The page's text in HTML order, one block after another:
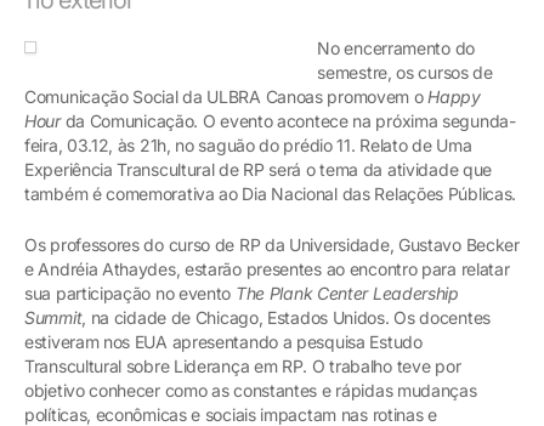
No encerramento do
semestre, os cursos de
Comunicação Social da ULBRA Canoas promovem oHappy
Hourda Comunicação. O evento acontece na próxima segunda-
feira, 03.12, às 21h, no saguão do prédio 11. Relato de Uma
Experiência Transcultural de RP será o tema da atividade que
também é comemorativa ao Dia Nacional das Relações Públicas.
Os professores do curso de RP da Universidade, Gustavo Becker
e Andréia Athaydes, estarão presentes ao encontro para relatar
sua participação no evento The Plank Center Leadership
Summit, na cidade de Chicago, Estados Unidos. Os docentes
estiveram nos EUA apresentando a pesquisa Estudo
Transcultural sobre Liderança em RP. O trabalho teve por
objetivo conhecer como as constantes e rápidas mudanças
políticas, econômicas e sociais impactam nas rotinas e